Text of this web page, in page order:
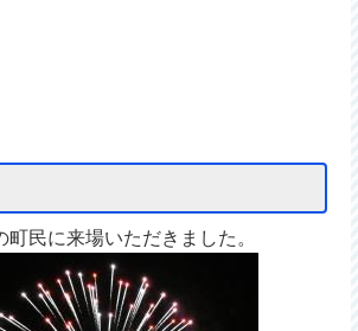
民に来場いただきました。